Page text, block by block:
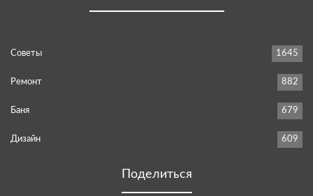
Советы 1645
Ремонт 882
Баня 679
Дизайн 609
Поделиться